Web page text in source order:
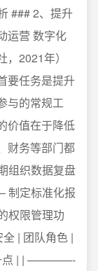
### 2、提升
运营 数字化
2021年）
要任务是提升
与的常规工
价值在于降低
财务等部门都
组织数据复盘
制定标准化报
权限管理功
| 团队角色 |
升点 | | ————-